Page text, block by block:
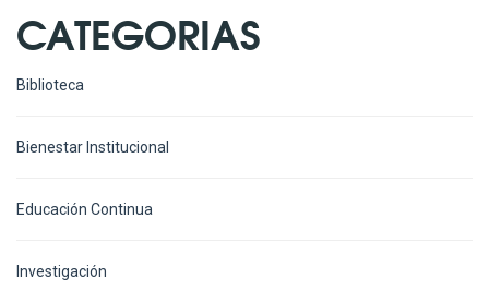
CATEGORIAS
Biblioteca
Bienestar Institucional
Educación Continua
Investigación